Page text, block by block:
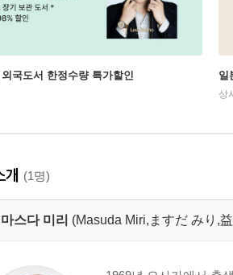
국도서 한정수량 특가할인 일
상
개 (1명)
마스다 미리 (Masuda Miri,ますだ みり,